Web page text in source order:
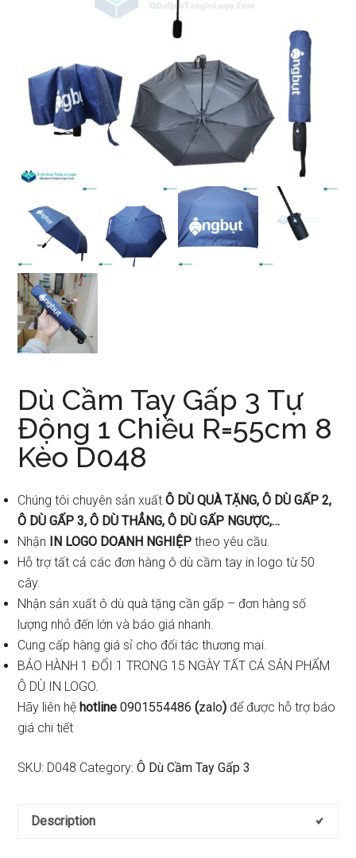
Dù Cầm Tay Gấp 3 Tự
Động 1 Chiều R=55cm 8
Kèo D048
Chúng tôi chuyên sản xuấtÔ DÙ QUÀ TẶNG, Ô DÙ GẤP 2,
Ô DÙ GẤP 3, Ô DÙ THẲNG, Ô DÙ GẤP NGƯỢC,…
Nhận IN LOGO DOANH NGHIỆP theo yêu cầu.
Hỗ trợ tất cả các đơn hàng ô dù cầm tay in logo từ 50
cây.
Nhận sản xuất ô dù quà tặng cần gấp – đơn hàng số
lượng nhỏ đến lớn và báo giá nhanh.
Cung cấp hàng giá sỉ cho đối tác thương mại.
BẢO HÀNH 1 ĐỔI 1 TRONG 15 NGÀY TẤT CẢ SẢN PHẨM
Ô DÙ IN LOGO.
Hãy liên hệ hotline0901554486 (zalo) để được hỗ trợ báo
giá chi tiết
SKU: D048 Category:Ô Dù Cầm Tay Gấp 3
Description